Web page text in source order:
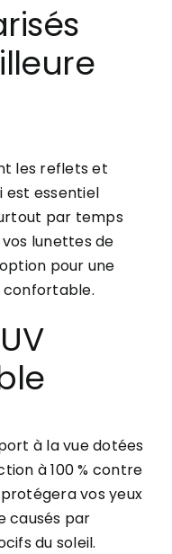
les reflets et
est essentiel
par temps
lunettes de
pour une
confortable.
à la vue dotées
à 100 % contre
protégera vos yeux
causés par
du soleil.